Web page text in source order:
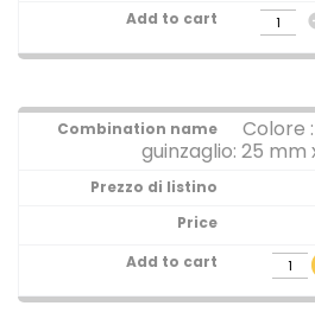
Colore
guinzaglio: 25 mm